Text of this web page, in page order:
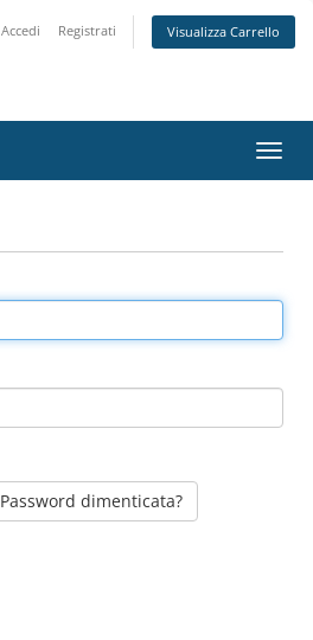
Accedi Registrati Visualizza Carrello
Attiva
Password dimenticata?